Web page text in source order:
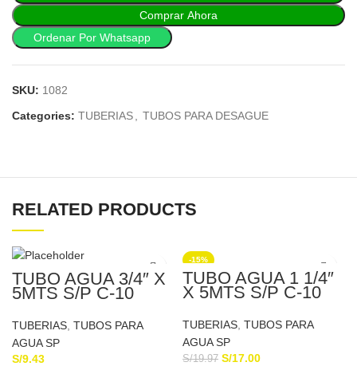
Comprar Ahora
Ordenar Por Whatsapp
SKU: 1082
Categories: TUBERIAS TUBOS PARA DESAGUE
RELATED PRODUCTS
TUBO AGUA 3/4″ X
5MTS S/P C-10
TUBERIAS TUBOS PARA
AGUA SP
S/9.43
-15%
TUBO AGUA 1 1/4″
X 5MTS S/P C-10
TUBERIAS TUBOS PARA
AGUA SP
S/19.97 S/17.00